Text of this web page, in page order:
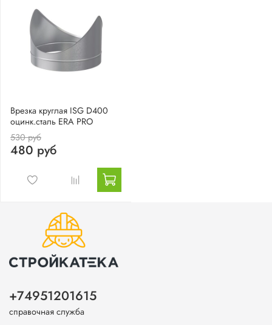
Врезка круглая ISG D400
оцинк.сталь ERA PRO
530 руб
480 руб
+74951201615
справочная служба